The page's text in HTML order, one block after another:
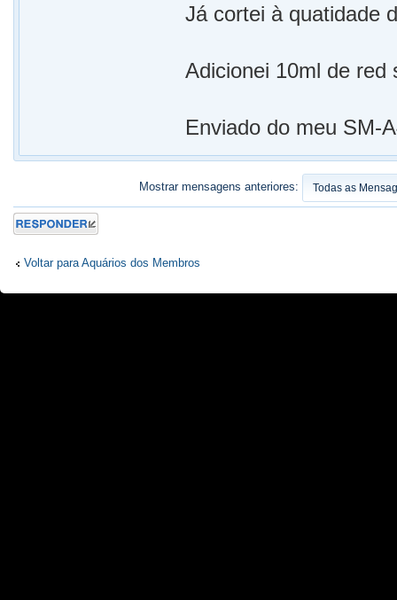
Já cortei à quatidade
Adicionei 10ml de red
Enviado do meu SM-
Mostrar mensagens anteriores:
Responder
Voltar para Aquários dos Membros